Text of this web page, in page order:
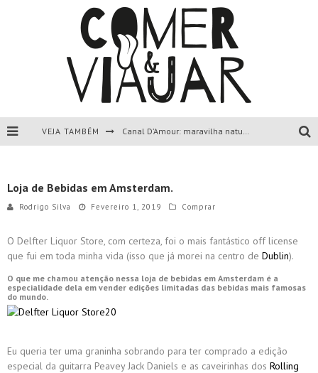
VEJA TAMBÉM Canal D’Amour: maravilha natural de Corfu, Grécia.
Paleokastritsa, Corfu, Grécia.
Loja de Bebidas em Amsterdam.
Rodrigo Silva Fevereiro 1, 2019 Comprar
O Delfter Liquor Store, com certeza, foi o mais fantástico off license
que fui em toda minha vida (isso que já morei na centro de Dublin).
O que me chamou atenção nessa loja de bebidas em Amsterdam é a
especialidade dela em vender edições limitadas das bebidas mais famosas
do mundo.
Eu queria ter uma graninha sobrando para ter comprado a edição
especial da guitarra Peavey Jack Daniels e as caveirinhas dos Rolling